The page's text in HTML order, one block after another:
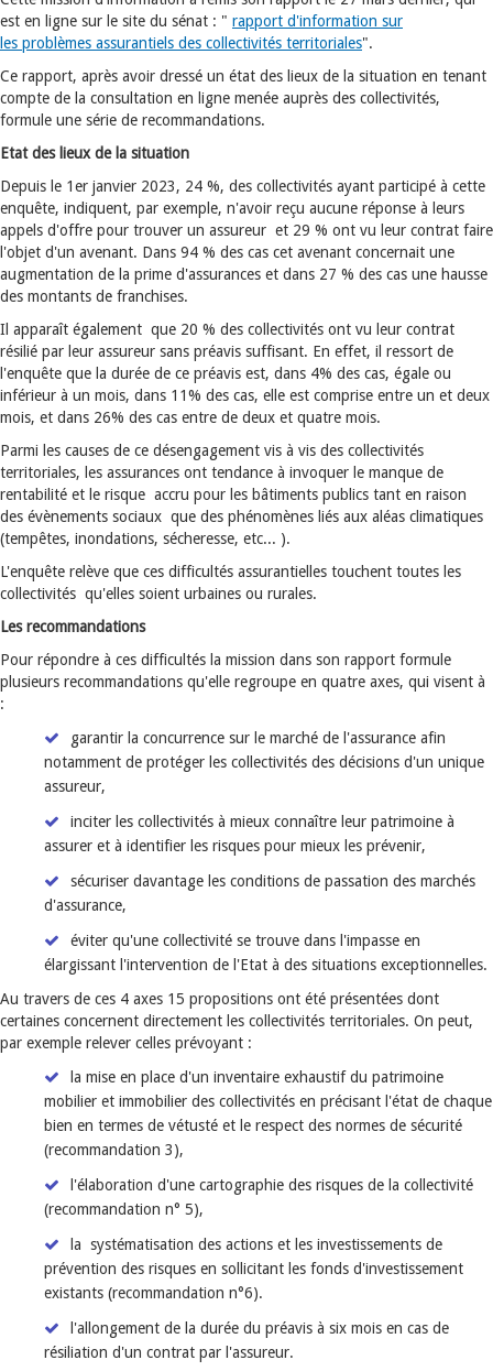
est en ligne sur le site du sénat : " rapport d'information sur
les problèmes assurantiels des collectivités territoriales".
Ce rapport, après avoir dressé un état des lieux de la situation en tenant
compte de la consultation en ligne menée auprès des collectivités,
formule une série de recommandations.
Etat des lieux de la situation
Depuis le 1er janvier 2023, 24 %, des collectivités ayant participé à cette
enquête, indiquent, par exemple, n'avoir reçu aucune réponse à leurs
appels d'offre pour trouver un assureur et 29 % ont vu leur contrat faire
l'objet d'un avenant. Dans 94 % des cas cet avenant concernait une
augmentation de la prime d'assurances et dans 27 % des cas une hausse
des montants de franchises.
Il apparaît également que 20 % des collectivités ont vu leur contrat
résilié par leur assureur sans préavis suffisant. En effet, il ressort de
l'enquête que la durée de ce préavis est, dans 4% des cas, égale ou
inférieur à un mois, dans 11% des cas, elle est comprise entre un et deux
mois, et dans 26% des cas entre de deux et quatre mois.
Parmi les causes de ce désengagement vis à vis des collectivités
territoriales, les assurances ont tendance à invoquer le manque de
rentabilité et le risque accru pour les bâtiments publics tant en raison
des évènements sociaux que des phénomènes liés aux aléas climatiques
(tempêtes, inondations, sécheresse, etc... ).
L'enquête relève que ces difficultés assurantielles touchent toutes les
collectivités qu'elles soient urbaines ou rurales.
Les recommandations
Pour répondre à ces difficultés la mission dans son rapport formule
plusieurs recommandations qu'elle regroupe en quatre axes, qui visent à
:
garantir la concurrence sur le marché de l'assurance afin
notamment de protéger les collectivités des décisions d'un unique
assureur,
inciter les collectivités à mieux connaître leur patrimoine à
assurer et à identifier les risques pour mieux les prévenir,
sécuriser davantage les conditions de passation des marchés
d'assurance,
éviter qu'une collectivité se trouve dans l'impasse en
élargissant l'intervention de l'Etat à des situations exceptionnelles.
Au travers de ces 4 axes 15 propositions ont été présentées dont
certaines concernent directement les collectivités territoriales. On peut,
par exemple relever celles prévoyant :
la mise en place d'un inventaire exhaustif du patrimoine
mobilier et immobilier des collectivités en précisant l'état de chaque
bien en termes de vétusté et le respect des normes de sécurité
(recommandation 3),
l'élaboration d'une cartographie des risques de la collectivité
(recommandation n° 5),
la systématisation des actions et les investissements de
prévention des risques en sollicitant les fonds d'investissement
existants (recommandation n°6).
l'allongement de la durée du préavis à six mois en cas de
résiliation d'un contrat par l'assureur.